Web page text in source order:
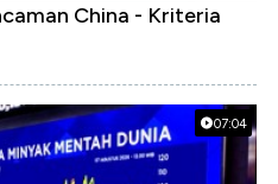
China - Kriteria
07:04